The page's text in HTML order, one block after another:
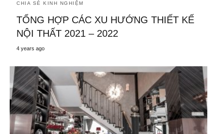
CHIA SẺ KINH NGHIỆM
TỔNG HỢP CÁC XU HƯỚNG THIẾT KẾ
NỘI THẤT 2021 – 2022
4 years ago